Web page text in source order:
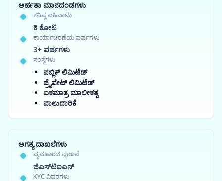
ಅರ್ಹತಾ ಮಾನದಂಡಗಳು
ಕನಿಷ್ಠ ವಹಿವಾಟು
₹3 ಕೋಟಿ
ಕಾರ್ಯಾಚರಣೆಯ ವರ್ಷಗಳು
3+ ವರ್ಷಗಳು
ಸಂಸ್ಥೆಗಳು
ಪಬ್ಲಿಕ್ ಲಿಮಿಟೆಡ್
ಪ್ರೈವೇಟ್ ಲಿಮಿಟೆಡ್
ಏಕಮಾತ್ರ ಮಾಲೀಕತ್ವ
ಪಾಲುದಾರಿಕೆ
ಅಗತ್ಯ ದಾಖಲೆಗಳು
ವ್ಯವಹಾರದ ಪುರಾವೆ
ಜಿಎಸ್‍ಟಿಐಎನ್
KYC ವಿವರಗಳು